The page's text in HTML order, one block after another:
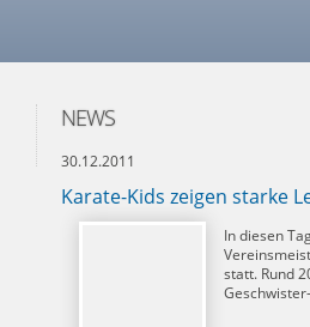
NEWS
30.12.2011
Karate-Kids zeigen starke
In diesen
statt. Rund